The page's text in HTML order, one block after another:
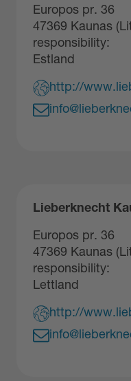
Europos pr. 36
47369 Kaunas
responsibility:
Estland
http://
Lieberknecht
Europos pr. 36
47369 Kaunas
responsibility:
Lettland
http://